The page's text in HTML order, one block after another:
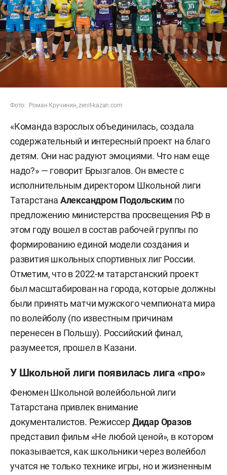
Фото: Роман Кручинин, zenit-kazan.com
«Команда взрослых объединилась, создала
содержательный и интересный проект на благо
детям. Они нас радуют эмоциями. Что нам еще
надо?» — говорит Брызгалов. Он вместе с
исполнительным директором Школьной лиги
Татарстана Александром Подольским по
предложению министерства просвещения РФ в
этом году вошел в состав рабочей группы по
формированию единой модели создания и
развития школьных спортивных лиг России.
Отметим, что в 2022-м татарстанский проект
был масштабирован на города, которые должны
были принять матчи мужского чемпионата мира
по волейболу (по известным причинам
перенесен в Польшу). Российский финал,
разумеется, прошел в Казани.
У Школьной лиги появилась лига «про»
Феномен Школьной волейбольной лиги
Татарстана привлек внимание
документалистов. РежиссерДидарОразов
представил фильм «Не любой ценой», в котором
показывается, как школьники через волейбол
учатся не только технике игры, но и жизненным